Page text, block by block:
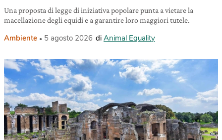
Una proposta di legge di iniziativa popolare punta a vietare la
macellazione degli equidi e a garantire loro maggiori tutele.
Ambiente 5 agosto 2026 di Animal Equality